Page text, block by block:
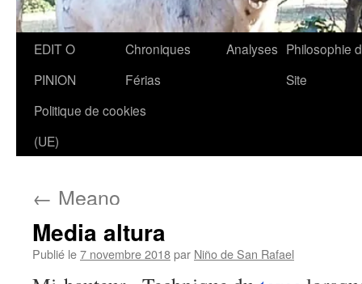
Aller
contenu
EDIT O
PINION
Chroniques
Férias
Analyses Philosophie
Site
Politique de cookies
(UE)
← Meano
Media altura
Publié le7 novembre 2018par Niño de San Rafael